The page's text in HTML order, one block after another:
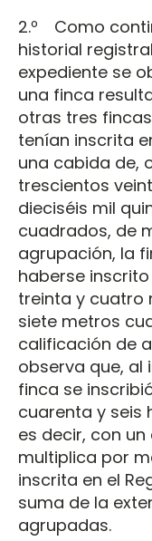
2.º Como
historial
expediente se
una finca
otras tres
tenían inscrita
una cabida de,
trescientos
dieciséis mil
cuadrados, de
agrupación, la
haberse
treinta y cuatro
siete metros
calificación de
observa que, al
finca se
cuarenta y seis
es decir, con
multiplica por
inscrita en el
suma de la
agrupadas.